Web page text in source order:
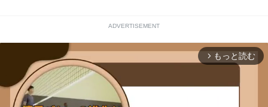
ADVERTISEMENT
arrow_forward_ios もっと読む